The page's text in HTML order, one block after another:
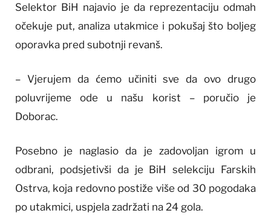
Selektor BiH najavio je da reprezentaciju odmah
očekuje put, analiza utakmice i pokušaj što boljeg
oporavka pred subotnji revanš.
– Vjerujem da ćemo učiniti sve da ovo drugo
poluvrijeme ode u našu korist – poručio je
Doborac.
Posebno je naglasio da je zadovoljan igrom u
odbrani, podsjetivši da je BiH selekciju Farskih
Ostrva, koja redovno postiže više od 30 pogodaka
po utakmici, uspjela zadržati na 24 gola.